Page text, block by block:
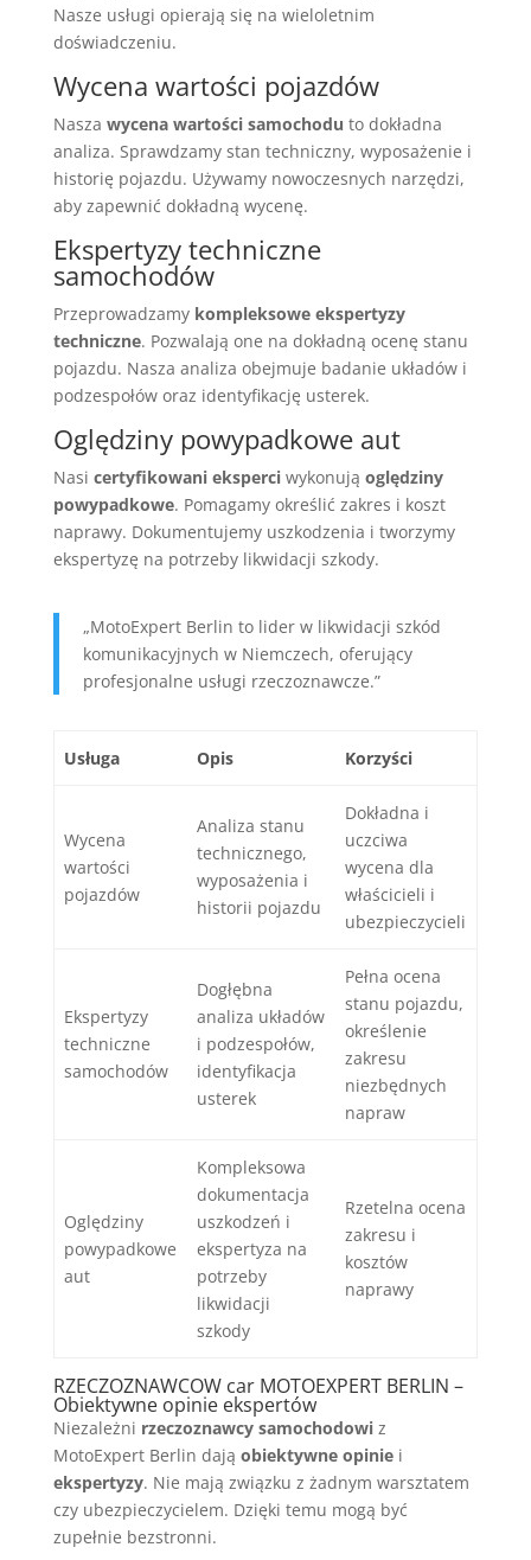
Nasze usługi opierają się na wieloletnim
doświadczeniu.
Wycena wartości pojazdów
Nasza wycena wartości samochodu to dokładna
analiza. Sprawdzamy stan techniczny, wyposażenie i
historię pojazdu. Używamy nowoczesnych narzędzi,
aby zapewnić dokładną wycenę.
Ekspertyzy techniczne
samochodów
Przeprowadzamy kompleksowe ekspertyzy
techniczne. Pozwalają one na dokładną ocenę stanu
pojazdu. Nasza analiza obejmuje badanie układów i
podzespołów oraz identyfikację usterek.
Oględziny powypadkowe aut
Nasi certyfikowani eksperciwykonują oględziny
powypadkowe. Pomagamy określić zakres i koszt
naprawy. Dokumentujemy uszkodzenia i tworzymy
ekspertyzę na potrzeby likwidacji szkody.
„MotoExpert Berlin to lider w likwidacji szkód
komunikacyjnych w Niemczech, oferujący
profesjonalne usługi rzeczoznawcze.”
Usługa Opis Korzyści
Wycena
wartości
pojazdów
Analiza stanu
technicznego,
wyposażenia i
historii pojazdu
Dokładna i
uczciwa
wycena dla
właścicieli i
ubezpieczycieli
Ekspertyzy
techniczne
samochodów
Dogłębna
analiza układów
i podzespołów,
identyfikacja
usterek
Pełna ocena
stanu pojazdu,
określenie
zakresu
niezbędnych
napraw
Oględziny
powypadkowe
aut
Kompleksowa
dokumentacja
uszkodzeń i
ekspertyza na
potrzeby
likwidacji
szkody
Rzetelna ocena
zakresu i
kosztów
naprawy
RZECZOZNAWCOW car MOTOEXPERT BERLIN –
Obiektywne opinie ekspertów
Niezależni rzeczoznawcy samochodowiz
MotoExpert Berlin dają obiektywne opiniei
ekspertyzy. Nie mają związku z żadnym warsztatem
czy ubezpieczycielem. Dzięki temu mogą być
zupełnie bezstronni.